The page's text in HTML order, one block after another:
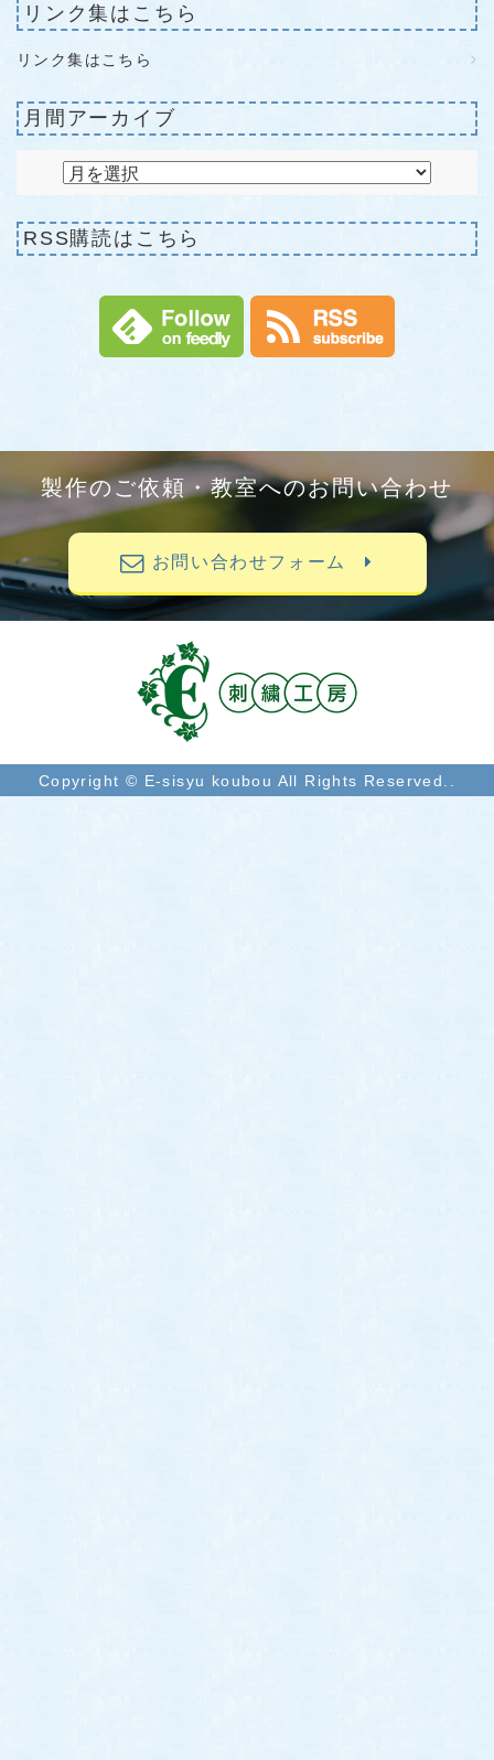
リンク集はこちら
リンク集はこちら
月間アーカイブ
RSS購読はこちら
製作のご依頼・教室へのお問い合わせ
お問い合わせフォーム
Copyright © E-sisyu koubou All Rights Reserved..